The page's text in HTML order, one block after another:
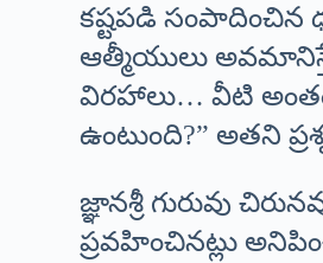
కష్టపడి సంపాదించిన
ఆత్మీయులు
విరహాలు… వీటి
ఉంటుంది?” అతని
జ్ఞానశ్రీ గురువు
ప్రవహించినట్లు